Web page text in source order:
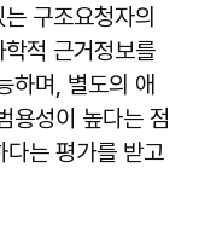
구조요청자의
적 근거정보를
하며, 별도의 애
용성이 높다는 점
다는 평가를 받고